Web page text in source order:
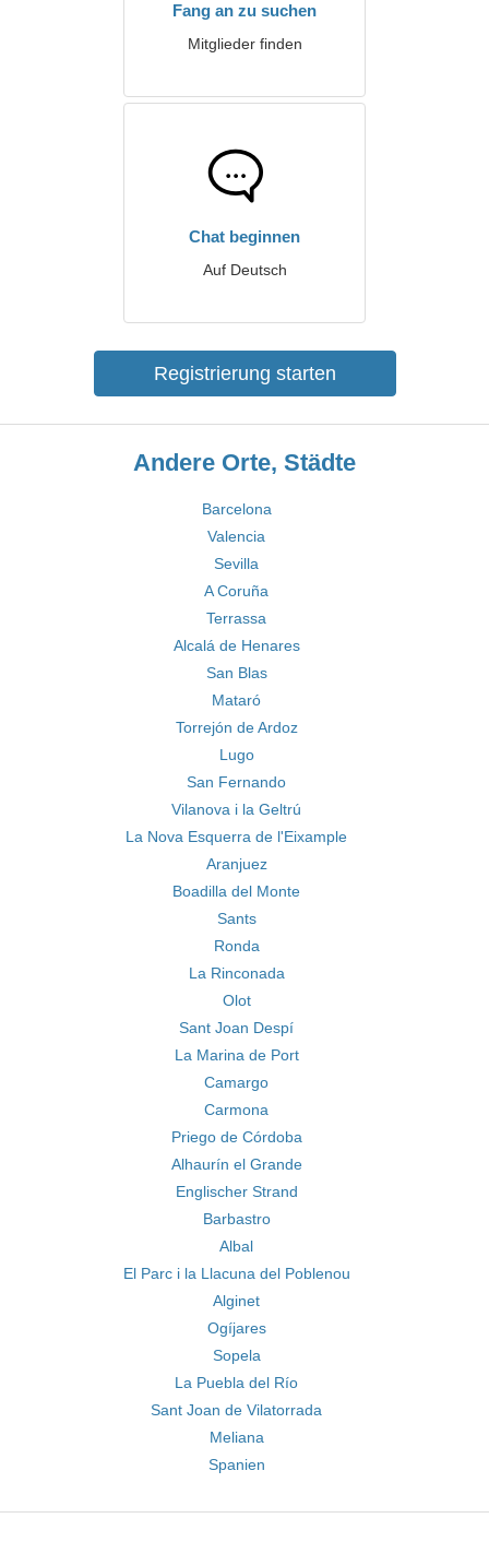
Fang an zu suchen
Mitglieder finden
Chat beginnen
Auf Deutsch
Registrierung starten
Andere Orte, Städte
Barcelona
Valencia
Sevilla
A Coruña
Terrassa
Alcalá de Henares
San Blas
Mataró
Torrejón de Ardoz
Lugo
San Fernando
Vilanova i la Geltrú
La Nova Esquerra de l'Eixample
Aranjuez
Boadilla del Monte
Sants
Ronda
La Rinconada
Olot
Sant Joan Despí
La Marina de Port
Camargo
Carmona
Priego de Córdoba
Alhaurín el Grande
Englischer Strand
Barbastro
Albal
El Parc i la Llacuna del Poblenou
Alginet
Ogíjares
Sopela
La Puebla del Río
Sant Joan de Vilatorrada
Meliana
Spanien